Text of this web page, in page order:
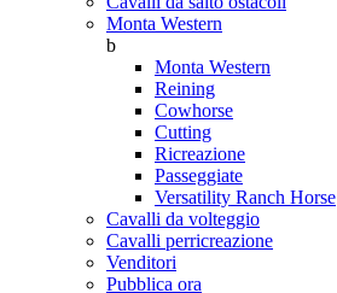
Monta Western
b
Monta Western
Reining
Cowhorse
Cutting
Ricreazione
Passeggiate
Versatility Ranch Horse
Cavalli da volteggio
Cavalli perricreazione
Venditori
Pubblica ora